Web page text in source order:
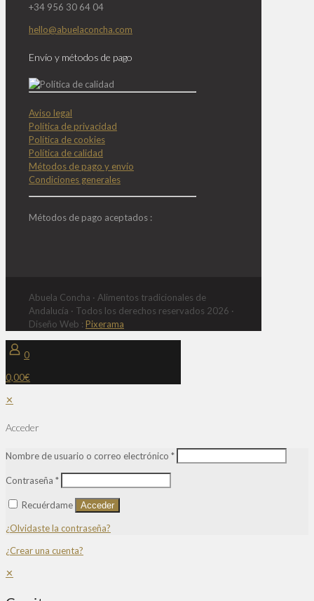
+34 956 30 64 04
hello@abuelaconcha.com
Envío y métodos de pago
Aviso legal
Política de privacidad
Política de cookies
Política de calidad
Métodos de pago y envío
Condiciones generales
Métodos de pago aceptados :
Abuela Concha · Alimentos tradicionales de
Andalucía · Todos los derechos reservados 2026 ·
Diseño Web : Pixerama
0
0,00€
✕
Acceder
Nombre de usuario o correo electrónico *
Contraseña *
Recuérdame Acceder
¿Olvidaste la contraseña?
¿Crear una cuenta?
✕